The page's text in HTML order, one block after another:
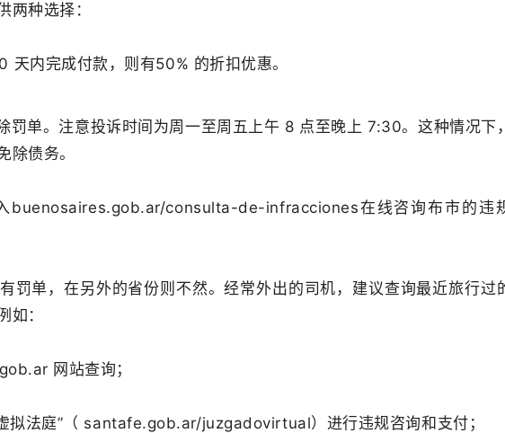
两种选择：
天内完成付款，则有50% 的折扣优惠。
罚单。注意投诉时间为周一至周五上午 8 点至晚上 7:30。这种情况下
除债务。
buenosaires.gob.ar/consulta-de-infracciones在线咨询布市的违
罚单，在另外的省份则不然。经常外出的司机，建议查询最近旅行过
如：
网站查询；
拟法庭”（ santafe.gob.ar/juzgadovirtual）进行违规咨询和支付；